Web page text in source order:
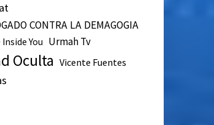
CONTRA LA DEMAGOGIA
You Urmah Tv
Oculta Vicente Fuentes